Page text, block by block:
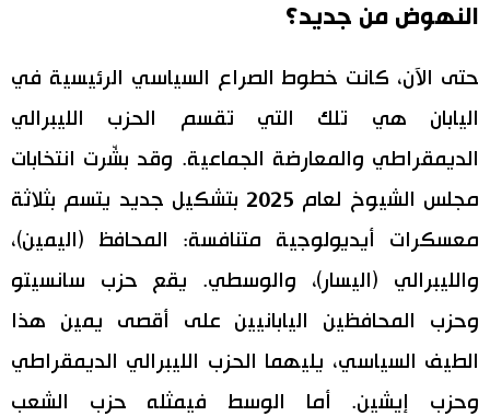
النهوض من جديد؟
حتى الآن، كانت خطوط الصراع السياسي الرئيسية في
اليابان هي تلك التي تقسم الحزب الليبرالي
الديمقراطي والمعارضة الجماعية. وقد بشّرت انتخابات
مجلس الشيوخ لعام 2025 بتشكيل جديد يتسم بثلاثة
معسكرات أيديولوجية متنافسة: المحافظ (اليمين)،
والليبرالي (اليسار)، والوسطي. يقع حزب سانسيتو
وحزب المحافظين اليابانيين على أقصى يمين هذا
الطيف السياسي، يليهما الحزب الليبرالي الديمقراطي
وحزب إيشين. أما الوسط فيمثله حزب الشعب